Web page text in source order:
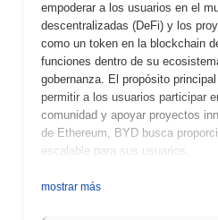
empoderar a los usuarios en el
descentralizadas (DeFi) y los
como un token en la blockchain
funciones dentro de su
gobernanza. El propósito
permitir a los usuarios participar
comunidad y apoyar proyectos
de Ethereum, BYD busca
escalable para sus usuarios.
¿Cuándo y cómo
mostrar más